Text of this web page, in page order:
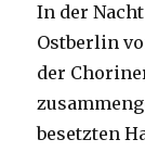
In der Nacht
Ostberlin
der
besetzten